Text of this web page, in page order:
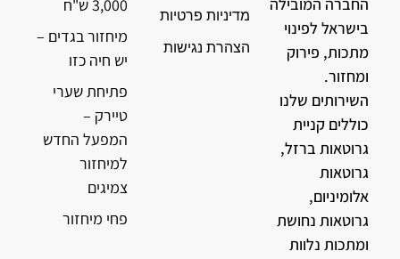
בישראל לפינוי
מתכות, פירוק
ומחזור.
השירותים שלנו
כוללים קניית
גרוטאות ברזל,
גרוטאות
אלומיניום,
גרוטאות נחושת
ומתכות נלוות
מדיניות פרטיות
הצהרת נגישות
3,000 ש"ח
מיחזור בגדים –
יש חיה כזו
פתיחת שערי
טיירק –
המפעל החדש
למיחזור
צמיגים
פחי מיחזור